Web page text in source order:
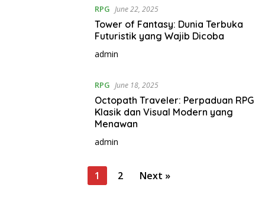
RPG June 22, 2025
Tower of Fantasy: Dunia Terbuka
Futuristik yang Wajib Dicoba
admin
RPG June 18, 2025
Octopath Traveler: Perpaduan RPG
Klasik dan Visual Modern yang
Menawan
admin
1 2 Next »